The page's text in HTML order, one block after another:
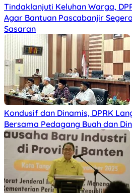
Tindaklanjuti Keluhan Warga,
Agar Bantuan Pascabanjir
Sasaran
Kondusif dan Dinamis, DPRK
Bersama Pedagang Buah dan